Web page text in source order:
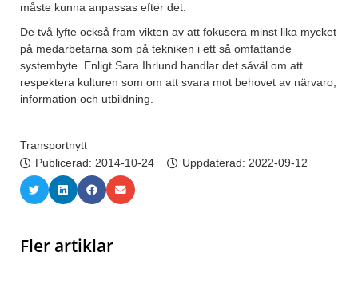
måste kunna anpassas efter det.
De två lyfte också fram vikten av att fokusera minst lika mycket
på medarbetarna som på tekniken i ett så omfattande
systembyte. Enligt Sara Ihrlund handlar det såväl om att
respektera kulturen som om att svara mot behovet av närvaro,
information och utbildning.
Transportnytt
Publicerad: 2014-10-24 Uppdaterad: 2022-09-12
Fler artiklar